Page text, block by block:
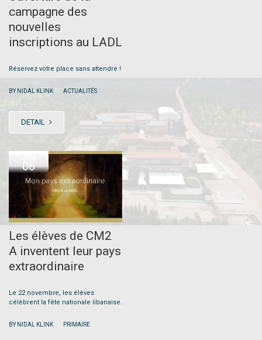
campagne des
nouvelles
inscriptions au LADL
Réservez votre place sans attendre !
BY NIDAL KLINK ACTUALITÉS
DETAIL
06
Les élèves de CM2
A inventent leur pays
extraordinaire
Le 22 novembre, les élèves
célèbrent la fête nationale libanaise.
BY NIDAL KLINK PRIMAIRE